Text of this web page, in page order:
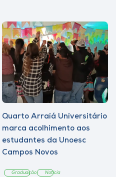
Quarto Arraiá Universitário
marca acolhimento aos
estudantes da Unoesc
Campos Novos
Graduação Notícia